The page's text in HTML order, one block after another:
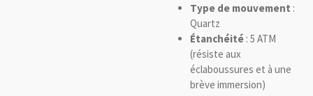
Type de mouvement :
Quartz
Étanchéité : 5 ATM
(résiste aux
éclaboussures et à une
brève immersion)